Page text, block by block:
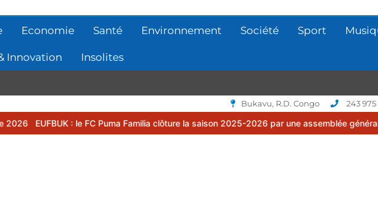
Economie Santé Environnement Société Sport
Innovation Insolites
Bukavu, R.D. Congo 243
: le FC Puma Familia clôture la saison 2025-2026 par une assemblée générale ordinaire.